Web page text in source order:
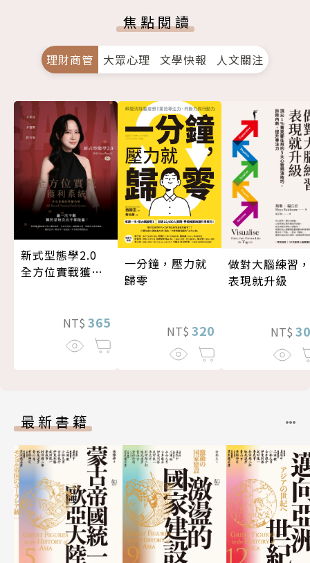
焦點閱讀
理財商管 大眾心理 文學快報 人文關注
新式型態學2.0
全方位實戰獲利
NT$ 365
一分鐘，壓力就
歸零
NT$ 320
做對大腦練習，
表現就升級
NT$
最新書籍